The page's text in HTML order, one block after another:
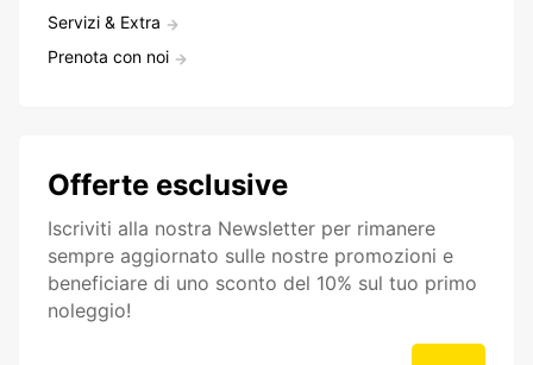
Servizi & Extra
Prenota con noi
Offerte esclusive
Iscriviti alla nostra Newsletter per rimanere
sempre aggiornato sulle nostre promozioni e
beneficiare di uno sconto del 10% sul tuo primo
noleggio!